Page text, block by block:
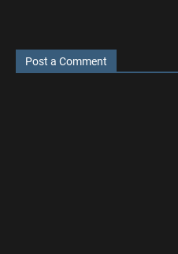
Post a Comment